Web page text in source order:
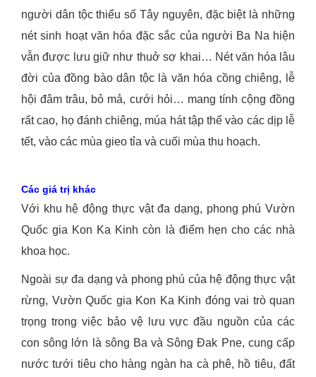
người dân tộc thiểu số Tây nguyên, đặc biệt là những
nét sinh hoạt văn hóa đặc sắc của người Ba Na hiện
vẫn được lưu giữ như thuở sơ khai… Nét văn hóa lâu
đời của đồng bào dân tộc là văn hóa cồng chiêng, lễ
hội đâm trâu, bỏ mả, cưới hỏi… mang tính cộng đồng
rất cao, họ đánh chiêng, múa hát tập thể vào các dịp lễ
tết, vào các mùa gieo tỉa và cuối mùa thu hoạch.
Các giá trị khác
Với khu hệ động thực vật đa dạng, phong phú Vườn
Quốc gia Kon Ka Kinh còn là điểm hẹn cho các nhà
khoa học.
Ngoài sự đa dạng và phong phú của hệ động thực vật
rừng, Vườn Quốc gia Kon Ka Kinh đóng vai trò quan
trọng trong việc bảo vệ lưu vực đầu nguồn của các
con sông lớn là sông Ba và Sông Đak Pne, cung cấp
nước tưới tiêu cho hàng ngàn ha cà phê, hồ tiêu, đất